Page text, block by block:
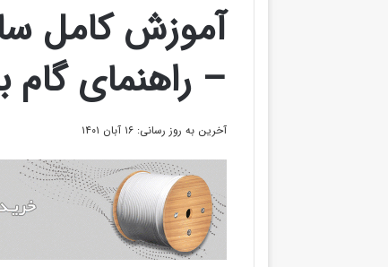
آموزش کامل
– راهنمای گام
آخرین به روز رسانی: ۱۶ آبان ۱۴۰۱